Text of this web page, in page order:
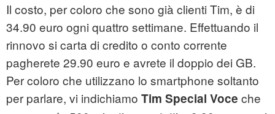
Il costo, per coloro che sono già clienti Tim, è di
34.90 euro ogni quattro settimane. Effettuando il
rinnovo si carta di credito o conto corrente
pagherete 29.90 euro e avrete il doppio dei GB.
Per coloro che utilizzano lo smartphone soltanto
per parlare, vi indichiamo Tim Special Voce che